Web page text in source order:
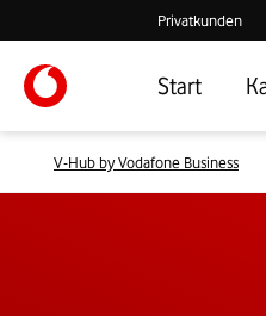
Verlassen der
Privatkunden
Start
V-Hub by Vodafone Business